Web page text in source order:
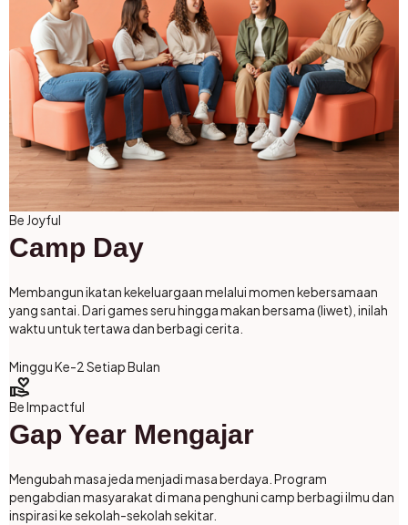
Be Joyful
Camp Day
Membangun ikatan kekeluargaan melalui momen kebersamaan
yang santai. Dari games seru hingga makan bersama (liwet), inilah
waktu untuk tertawa dan berbagi cerita.
Minggu Ke-2 Setiap Bulan
volunteer_activism
Be Impactful
Gap Year Mengajar
Mengubah masa jeda menjadi masa berdaya. Program
pengabdian masyarakat di mana penghuni camp berbagi ilmu dan
inspirasi ke sekolah-sekolah sekitar.